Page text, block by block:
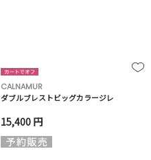
CALNAMUR
ダブルブレストビッグカラージレ
15,400 円